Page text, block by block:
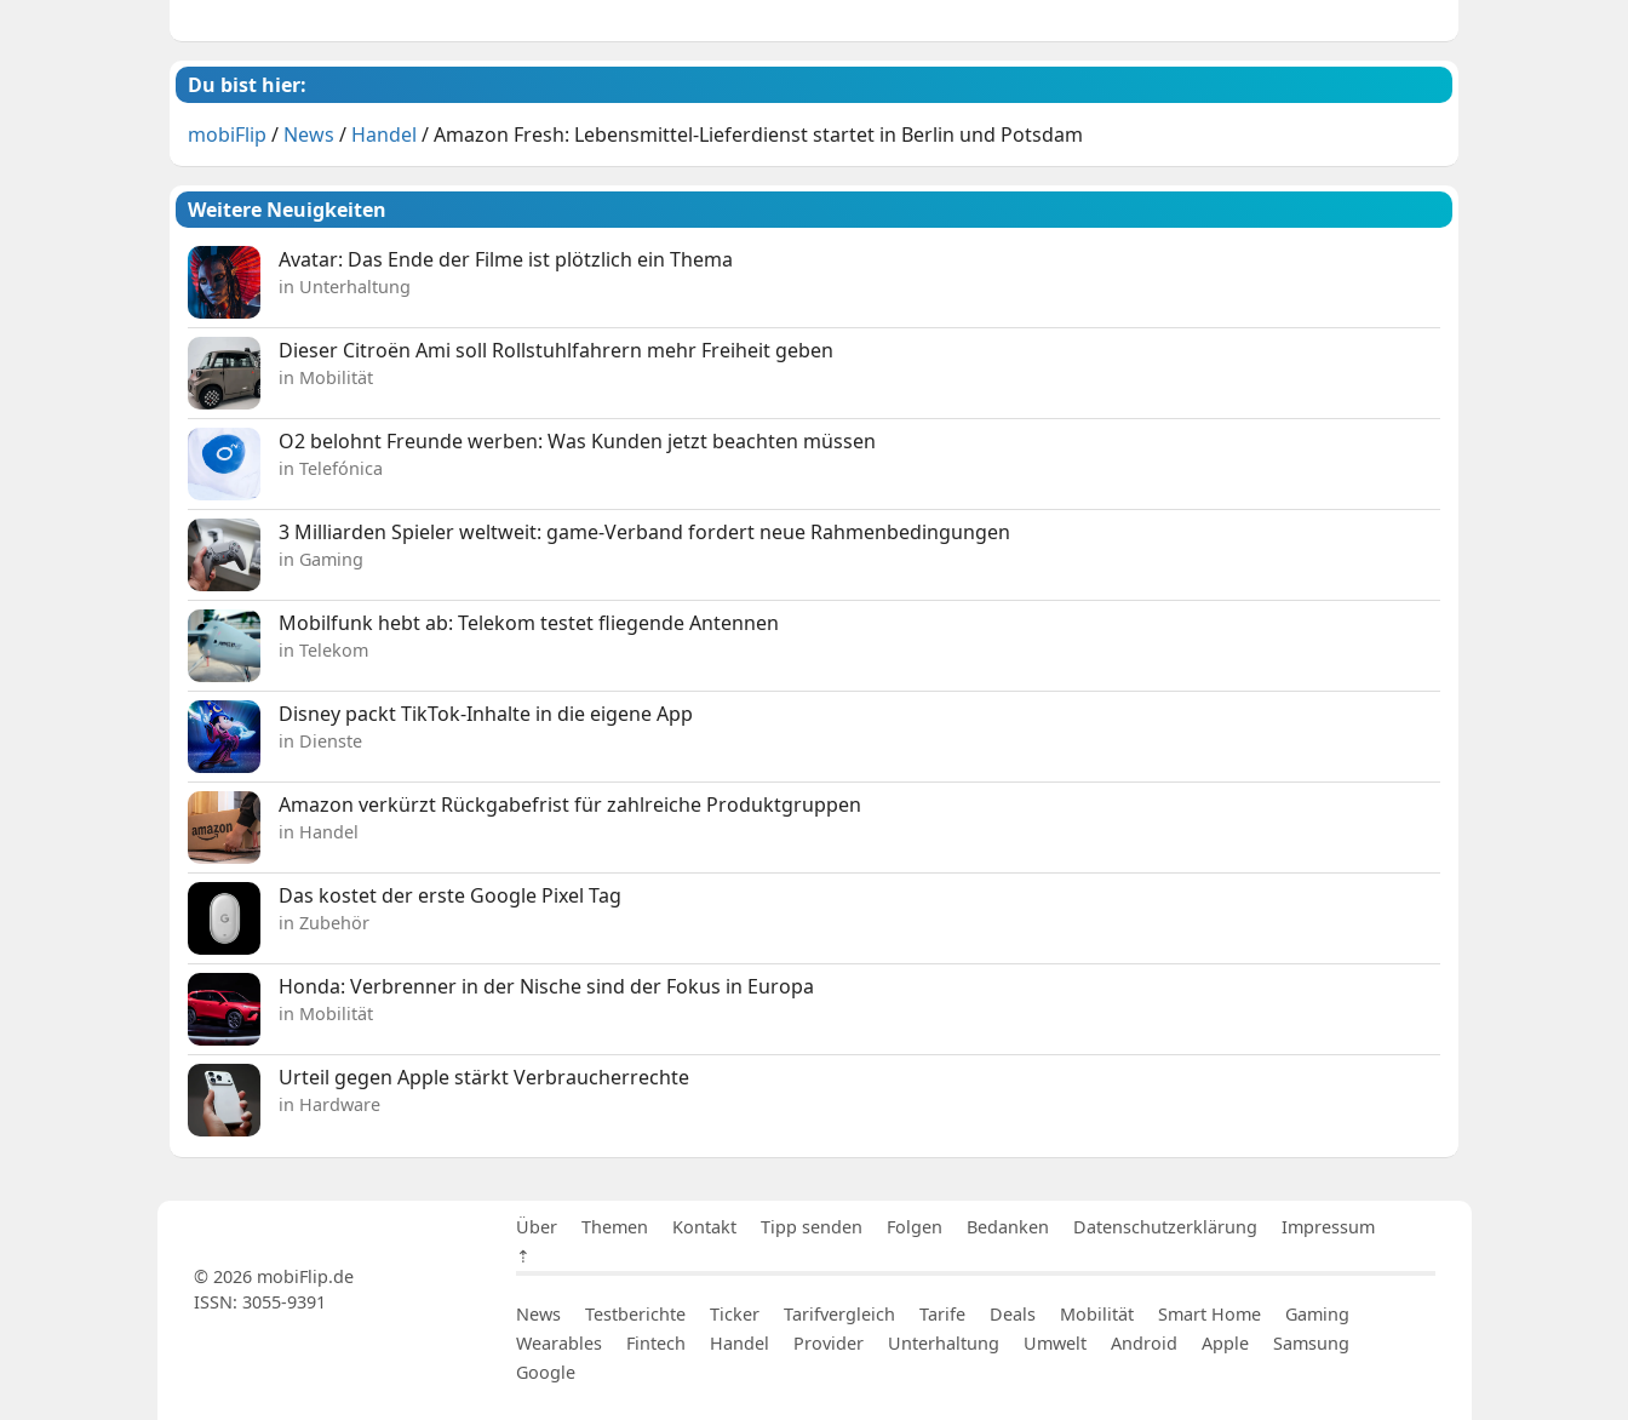
Du bist hier:
mobiFlip / News / Handel /Amazon Fresh: Lebensmittel-Lieferdienst startet in Berlin und Potsdam
Weitere Neuigkeiten
Avatar: Das Ende der Filme ist plötzlich ein Thema
in Unterhaltung
Dieser Citroën Ami soll Rollstuhlfahrern mehr Freiheit geben
in Mobilität
O2 belohnt Freunde werben: Was Kunden jetzt beachten müssen
in Telefónica
3 Milliarden Spieler weltweit: game-Verband fordert neue Rahmenbedingungen
in Gaming
Mobilfunk hebt ab: Telekom testet fliegende Antennen
in Telekom
Disney packt TikTok-Inhalte in die eigene App
in Dienste
Amazon verkürzt Rückgabefrist für zahlreiche Produktgruppen
in Handel
Das kostet der erste Google Pixel Tag
in Zubehör
Honda: Verbrenner in der Nische sind der Fokus in Europa
in Mobilität
Urteil gegen Apple stärkt Verbraucherrechte
in Hardware
Über Themen Kontakt Tipp senden Folgen Bedanken Datenschutzerklärung
Impressum
⇡
News Testberichte Ticker Tarifvergleich Tarife Deals Mobilität Smart Home
Gaming
Wearables
Fintech Handel Provider Unterhaltung Umwelt Android Apple
Samsung
Google
© 2026 mobiFlip.de
ISSN: 3055-9391